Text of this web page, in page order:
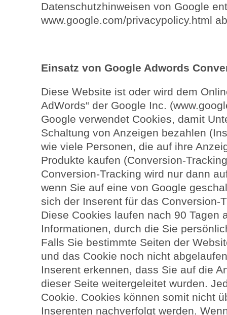
Datenschutzhinweisen von Google
www.google.com/privacypolicy.html
Einsatz von Google Adwords
Diese Website ist oder wird dem
AdWords“ der Google Inc.
Google verwendet Cookies, damit
Schaltung von Anzeigen bezahlen
wie viele Personen, die auf ihre
Produkte kaufen (Conversion-
Conversion-Tracking wird nur dann
wenn Sie auf eine von Google
sich der Inserent für das Conversion-
Diese Cookies laufen nach 90 Tagen
Informationen, durch die Sie
Falls Sie bestimmte Seiten der
und das Cookie noch nicht
Inserent erkennen, dass Sie auf die
dieser Seite weitergeleitet wurden.
Cookie. Cookies können somit nicht
Inserenten nachverfolgt werden.